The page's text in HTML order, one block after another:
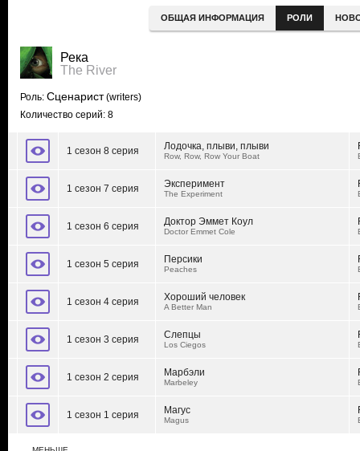
ОБЩАЯ ИНФОРМАЦИЯ РОЛИ
Река
The River
Роль: Сценарист(writers)
Количество серий: 8
1 сезон 8 серия Лодочка, плыви, плыви
Row, Row, Row Your Boat
1 сезон 7 серия Эксперимент
The Experiment
1 сезон 6 серия Доктор Эммет Коул
Doctor Emmet Cole
1 сезон 5 серия Персики
Peaches
1 сезон 4 серия Хороший человек
A Better Man
1 сезон 3 серия Слепцы
Los Ciegos
1 сезон 2 серия Марбэли
Marbeley
1 сезон 1 серия Магус
Magus